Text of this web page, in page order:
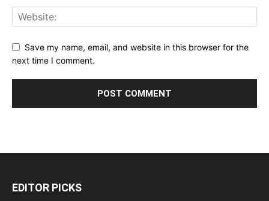
Save my name, email, and website in this browser for the
next time I comment.
EDITOR PICKS